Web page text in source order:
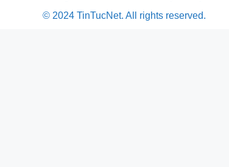
© 2024 TinTucNet. All rights reserved.